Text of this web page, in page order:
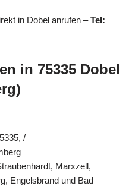
in Dobel anrufen –Tel:
in 75335 Dobel
/
Marxzell,
Engelsbrand und Bad